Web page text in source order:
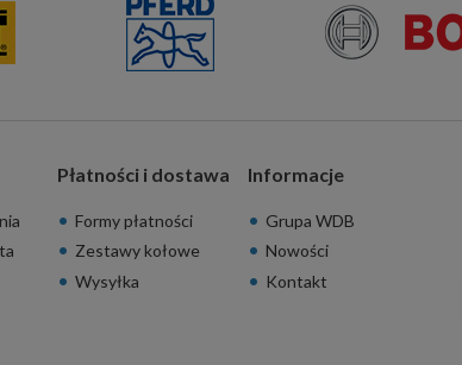
Płatności i dostawa
Formy płatności
Zestawy kołowe
Wysyłka
Informacje
Grupa WDB
Nowości
Kontakt